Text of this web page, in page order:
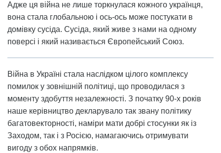
Адже ця війна не лише торкнулася кожного українця,
вона стала глобальною і ось-ось може постукати в
домівку сусіда. Сусіда, який живе з нами на одному
поверсі і який називається Європейський Союз.
Війна в Україні стала наслідком цілого комплексу
помилок у зовнішній політиці, що проводилася з
моменту здобуття незалежності. З початку 90-х років
наше керівництво декларувало так звану політику
багатовекторності, наміри мати добрі стосунки як із
Заходом, так і з Росією, намагаючись отримувати
вигоду з обох напрямків.